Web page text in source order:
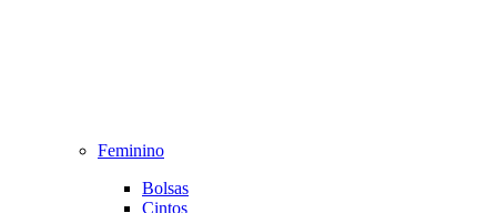
Feminino
Bolsas
Cintos